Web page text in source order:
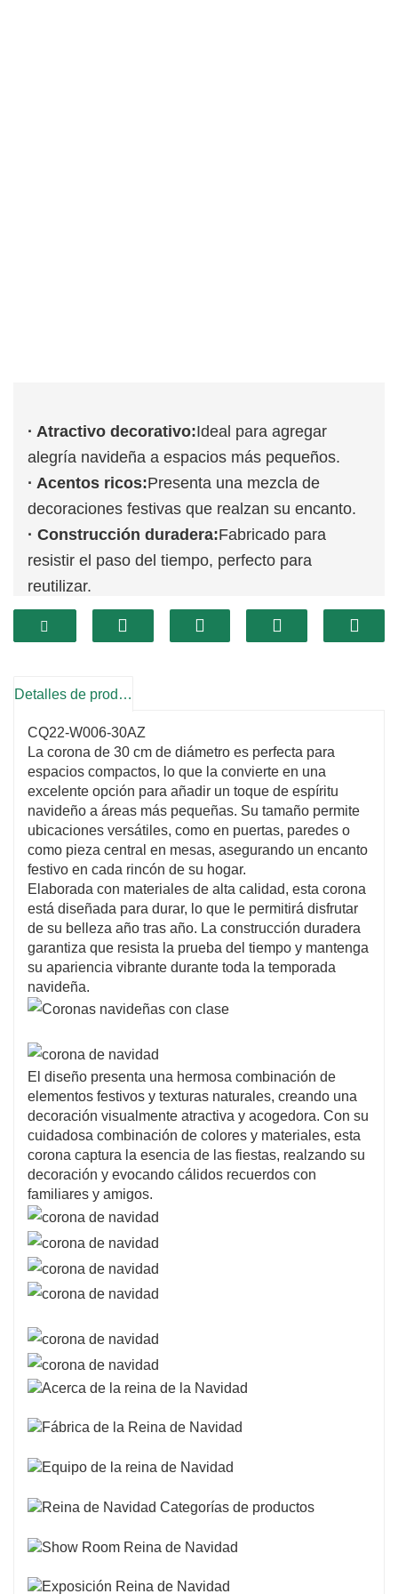
· Atractivo decorativo:Ideal para agregar
alegría navideña a espacios más pequeños.
· Acentos ricos:Presenta una mezcla de
decoraciones festivas que realzan su encanto.
· Construcción duradera:Fabricado para
resistir el paso del tiempo, perfecto para
reutilizar.
Detalles de producto
CQ22-W006-30AZ
La corona de 30 cm de diámetro es perfecta para
espacios compactos, lo que la convierte en una
excelente opción para añadir un toque de espíritu
navideño a áreas más pequeñas. Su tamaño permite
ubicaciones versátiles, como en puertas, paredes o
como pieza central en mesas, asegurando un encanto
festivo en cada rincón de su hogar.
Elaborada con materiales de alta calidad, esta corona
está diseñada para durar, lo que le permitirá disfrutar
de su belleza año tras año. La construcción duradera
garantiza que resista la prueba del tiempo y mantenga
su apariencia vibrante durante toda la temporada
navideña.
El diseño presenta una hermosa combinación de
elementos festivos y texturas naturales, creando una
decoración visualmente atractiva y acogedora. Con su
cuidadosa combinación de colores y materiales, esta
corona captura la esencia de las fiestas, realzando su
decoración y evocando cálidos recuerdos con
familiares y amigos.